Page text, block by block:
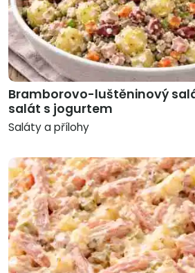
Bramborovo-luštěninový
salát s jogurtem
Saláty a přílohy